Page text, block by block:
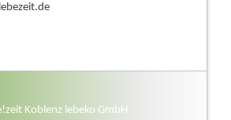
Koblenz lebeko GmbH